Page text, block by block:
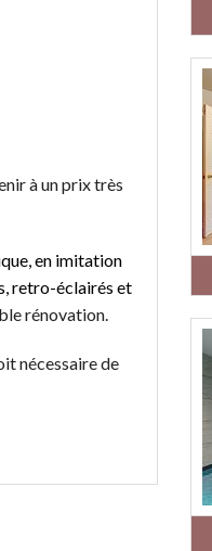
à un prix très
en imitation
retro-éclairés et
rénovation.
nécessaire de